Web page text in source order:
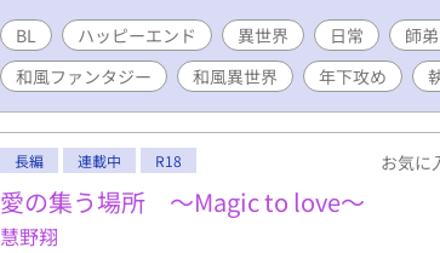
BL ハッピーエンド 異世界 日常 師弟
和風ファンタジー
和風異世界 年下攻め
長編 連載中 R18 お気に
愛の集う場所 ～Magic to love～
慧野翔